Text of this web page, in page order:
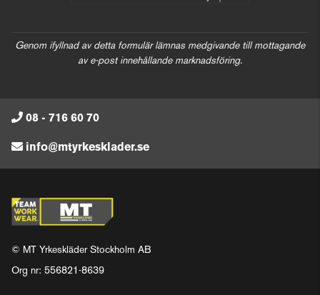
Genom ifyllnad av detta formulär lämnas medgivande till mottagande
av e-post innehållande marknadsföring.
08 - 716 60 70
info@mtyrkesklader.se
© MT Yrkeskläder Stockholm AB
Org nr: 556821-8639